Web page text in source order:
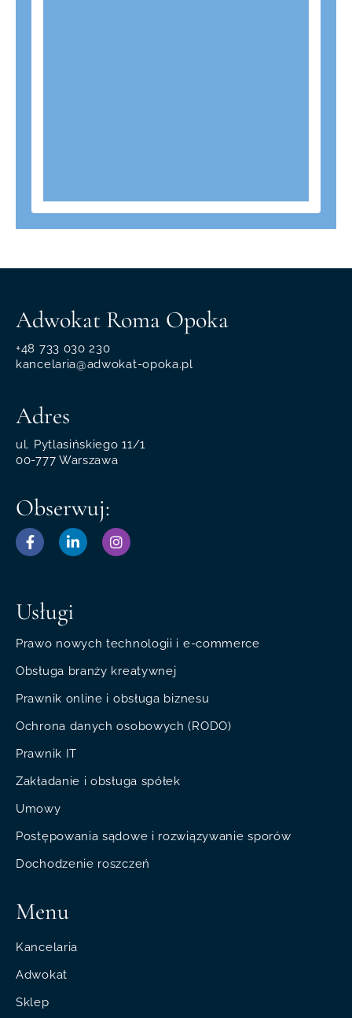
Adwokat Roma Opoka
+48 733 030 230
kancelaria@adwokat-opoka.pl
Adres
ul. Pytlasińskiego 11/1
00-777 Warszawa
Obserwuj:
Usługi
Prawo nowych technologii i e-commerce
Obsługa branży kreatywnej
Prawnik online i obsługa biznesu
Ochrona danych osobowych (RODO)
Prawnik IT
Zakładanie i obsługa spółek
Umowy
Postępowania sądowe i rozwiązywanie sporów
Dochodzenie roszczeń
Menu
Kancelaria
Adwokat
Sklep